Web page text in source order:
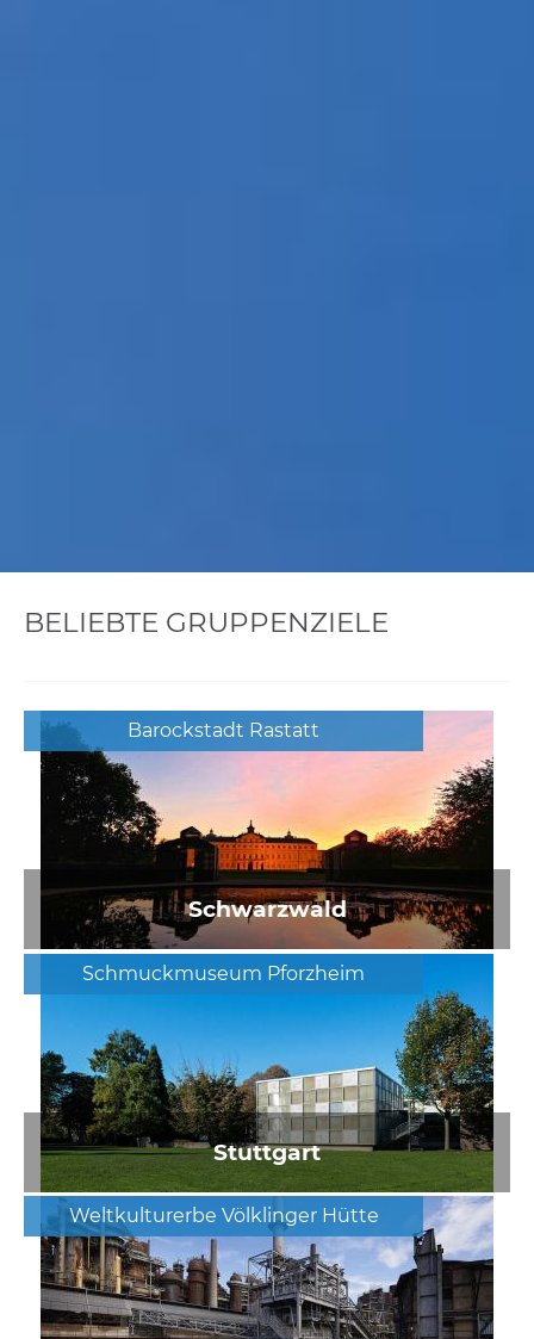
BELIEBTE GRUPPENZIELE
Barockstadt Rastatt
Schwarzwald
Schmuckmuseum Pforzheim
Stuttgart
Weltkulturerbe Völklinger Hütte